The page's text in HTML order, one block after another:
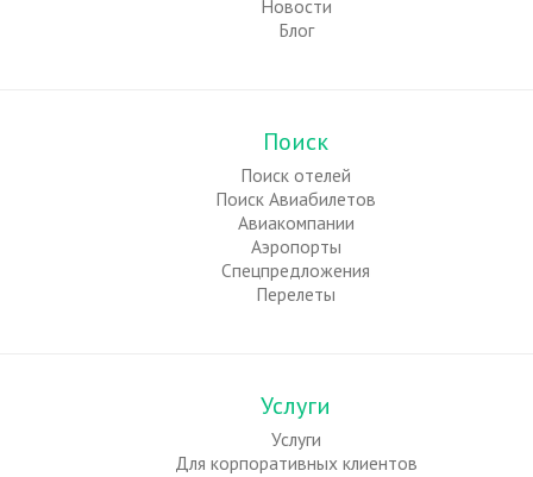
Новости
Блог
Поиск
Поиск отелей
Поиск Авиабилетов
Авиакомпании
Аэропорты
Спецпредложения
Перелеты
Услуги
Услуги
Для корпоративных клиентов